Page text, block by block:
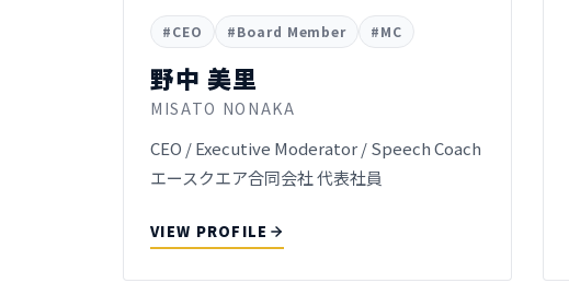
#CEO #Board Member #MC
野中 美里
MISATO NONAKA
CEO / Executive Moderator / Speech Coach
エースクエア合同会社 代表社員
VIEW PROFILE